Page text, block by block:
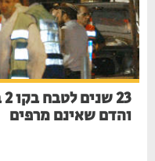
והדם שאינם מרפים